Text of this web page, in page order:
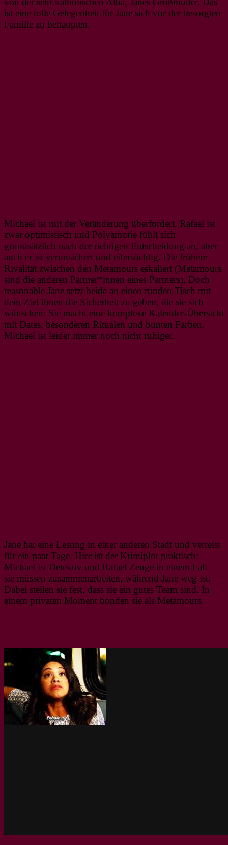
ist eine tolle Gelegenheit für Jane sich vor der besorgten
Familie zu behaupten.
Michael ist mit der Veränderung überfordert. Rafael ist
zwar optimistisch und Polyamorie fühlt sich
grundsätzlich nach der richtigen Entscheidung an, aber
auch er ist verunsichert und eifersüchtig. Die frühere
Rivalität zwischen den Metamours eskaliert (Metamours
sind die anderen Partner*innen eines Partners). Doch
reasonable Jane setzt beide an einen runden Tisch mit
dem Ziel ihnen die Sicherheit zu geben, die sie sich
wünschen: Sie macht eine komplexe Kalender-Übersicht
mit Dates, besonderen Ritualen und bunten Farben.
Michael ist leider immer noch nicht ruhiger.
Jane hat eine Lesung in einer anderen Stadt und verreist
für ein paar Tage. Hier ist der Krimiplot praktisch:
Michael ist Detektiv und Rafael Zeuge in einem Fall –
sie müssen zusammenarbeiten, während Jane weg ist.
Dabei stellen sie fest, dass sie ein gutes Team sind. In
einem privaten Moment bonden sie als Metamours.